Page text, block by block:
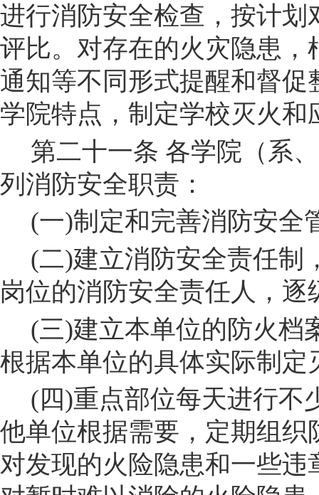
进行消防安全检查，按计
评比。对存在的火灾隐患
通知等不同形式提醒和督促
学院特点，制定学校灭火和
第二十一条 各学院 （系
列消防安全职责：
(一)制定和完善消防安全
(二)建立消防安全责任制
岗位的消防安全责任人，逐
(三)建立本单位的防火档
根据本单位的具体实际制定
( 四)重点部位每天进行不
他单位根据需要，定期组织
对发现的火险隐患和一些违